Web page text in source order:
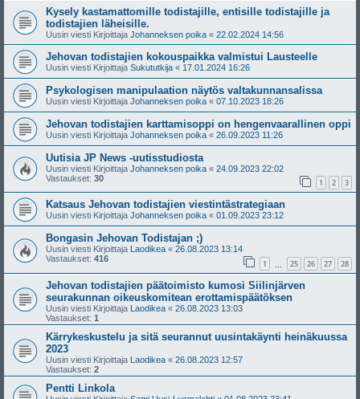
Kysely kastamattomille todistajille, entisille todistajille ja
todistajien läheisille.
Uusin viesti Kirjoittaja Johanneksen poika « 22.02.2024 14:56
Jehovan todistajien kokouspaikka valmistui Lausteelle
Uusin viesti Kirjoittaja Sukututkija « 17.01.2024 16:26
Psykologisen manipulaation näytös valtakunnansalissa
Uusin viesti Kirjoittaja Johanneksen poika « 07.10.2023 18:26
Jehovan todistajien karttamisoppi on hengenvaarallinen oppi
Uusin viesti Kirjoittaja Johanneksen poika « 26.09.2023 11:26
Uutisia JP News -uutisstudiosta
Uusin viesti Kirjoittaja Johanneksen poika « 24.09.2023 22:02
Vastaukset: 30 1 2 3
Katsaus Jehovan todistajien viestintästrategiaan
Uusin viesti Kirjoittaja Johanneksen poika « 01.09.2023 23:12
Bongasin Jehovan Todistajan ;)
Uusin viesti Kirjoittaja Laodikea « 26.08.2023 13:14
Vastaukset: 416 1 25 26 27 28
Jehovan todistajien päätoimisto kumosi Siilinjärven
seurakunnan oikeuskomitean erottamispäätöksen
Uusin viesti Kirjoittaja Laodikea « 26.08.2023 13:03
Vastaukset: 1
Kärrykeskustelu ja sitä seurannut uusintakäynti heinäkuussa
2023
Uusin viesti Kirjoittaja Laodikea « 26.08.2023 12:57
Vastaukset: 2
Pentti Linkola